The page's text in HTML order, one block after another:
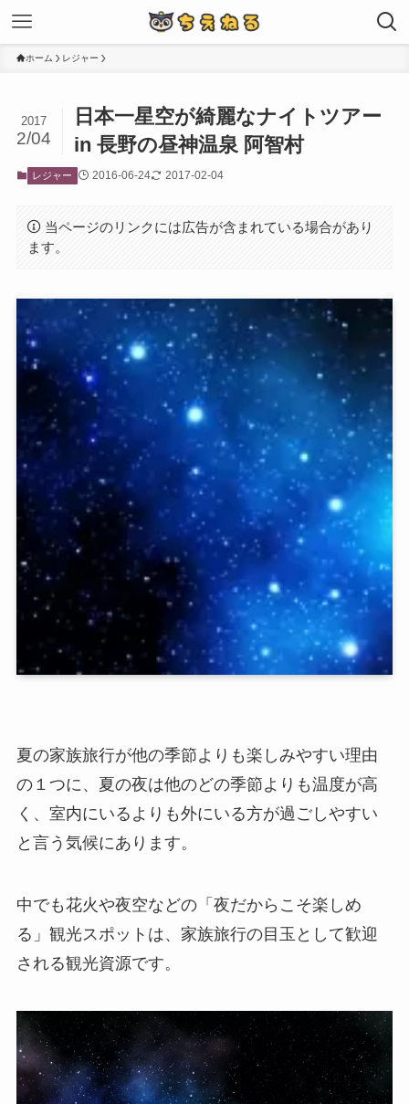
ホーム レジャー
日本一星空が綺麗なナイトツアー
in 長野の昼神温泉 阿智村
2017
2/04
レジャー 2016-06-24 2017-02-04
当ページのリンクには広告が含まれている場合があり
ます。
夏の家族旅行が他の季節よりも楽しみやすい理由
の１つに、夏の夜は他のどの季節よりも温度が高
く、室内にいるよりも外にいる方が過ごしやすい
と言う気候にあります。
中でも花火や夜空などの「夜だからこそ楽しめ
る」観光スポットは、家族旅行の目玉として歓迎
される観光資源です。